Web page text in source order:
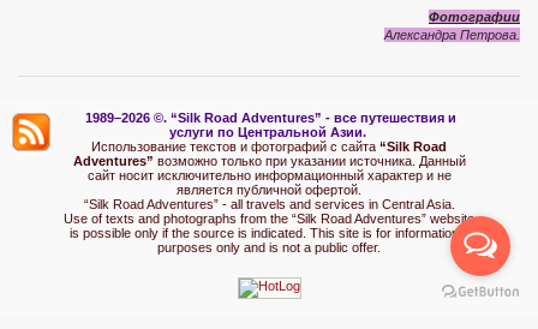
Фотографии
Александра Петрова.
1989–2026 ©. “Silk Road Adventures” - все путешествия и
услуги по Центральной Азии.
Использование текстов и фотографий с сайта “Silk Road
Adventures” возможно только при указании источника. Данный
сайт носит исключительно информационный характер и не
является публичной офертой.
“Silk Road Adventures” - all travels and services in Central Asia.
Use of texts and photographs from the “Silk Road Adventures” website
is possible only if the source is indicated. This site is for informational
purposes only and is not a public offer.